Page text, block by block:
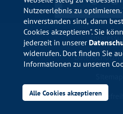
Nutzererlebnis zu
einverstanden sind, dann
Cookies akzeptieren". Sie
jederzeit in unserer
widerrufen. Dort finden Sie
Informationen zu unseren
Alle Cookies akzeptieren